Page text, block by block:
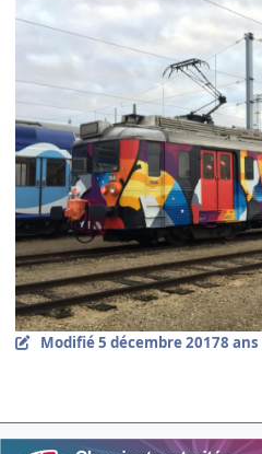
Modifié5 décembre 20178 ans